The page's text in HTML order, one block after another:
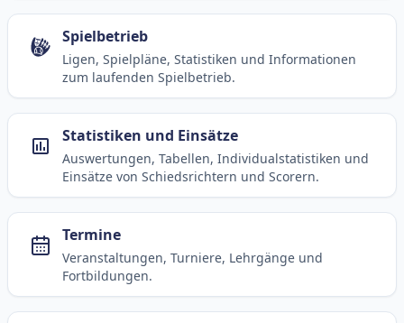
Spielbetrieb
Ligen, Spielpläne, Statistiken und Informationen
zum laufenden Spielbetrieb.
Statistiken und Einsätze
Auswertungen, Tabellen, Individualstatistiken und
Einsätze von Schiedsrichtern und Scorern.
Termine
Veranstaltungen, Turniere, Lehrgänge und
Fortbildungen.